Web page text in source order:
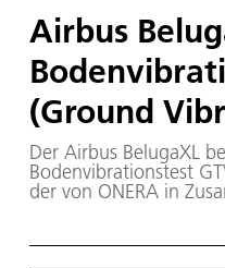
Airbus
(Ground
Der Airbus BelugaXL
Bodenvibrationstest
der von ONERA in
findet im Sommer